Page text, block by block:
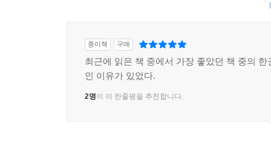
종이책 구매
최근에 읽은 책 중에서 가장 좋았던 책 중의 한
인 이유가 있었다.
2명이 이 한줄평을 추천합니다.